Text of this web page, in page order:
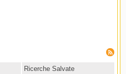
Ricerche Salvate